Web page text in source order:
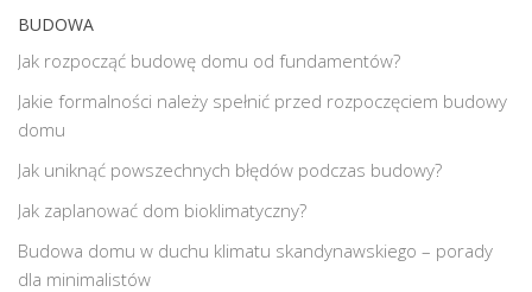
BUDOWA
Jak rozpocząć budowę domu od fundamentów?
Jakie formalności należy spełnić przed rozpoczęciem budowy
domu
Jak uniknąć powszechnych błędów podczas budowy?
Jak zaplanować dom bioklimatyczny?
Budowa domu w duchu klimatu skandynawskiego – porady
dla minimalistów